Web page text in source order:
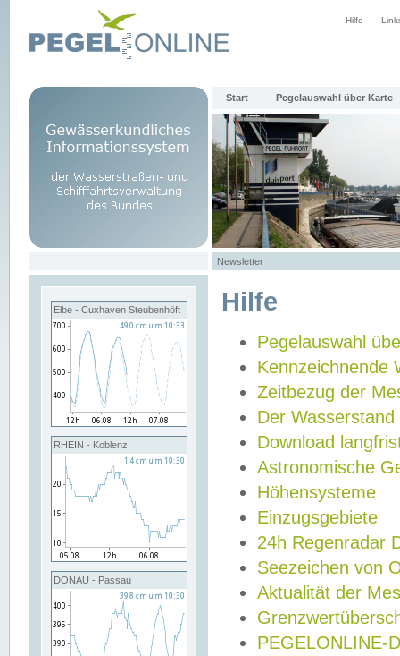
Hilfe
Start Pegelauswahl über Karte
Newsletter
Elbe - Cuxhaven Steubenhöft
RHEIN - Koblenz
DONAU - Passau
Hilfe
Pegelauswahl
Kennzeichnende
Zeitbezug der
Der Wasserstand
Download
Astronomische
Höhensysteme
Einzugsgebiete
24h Regenradar
Seezeichen von
Aktualität der
PEGELONLINE-